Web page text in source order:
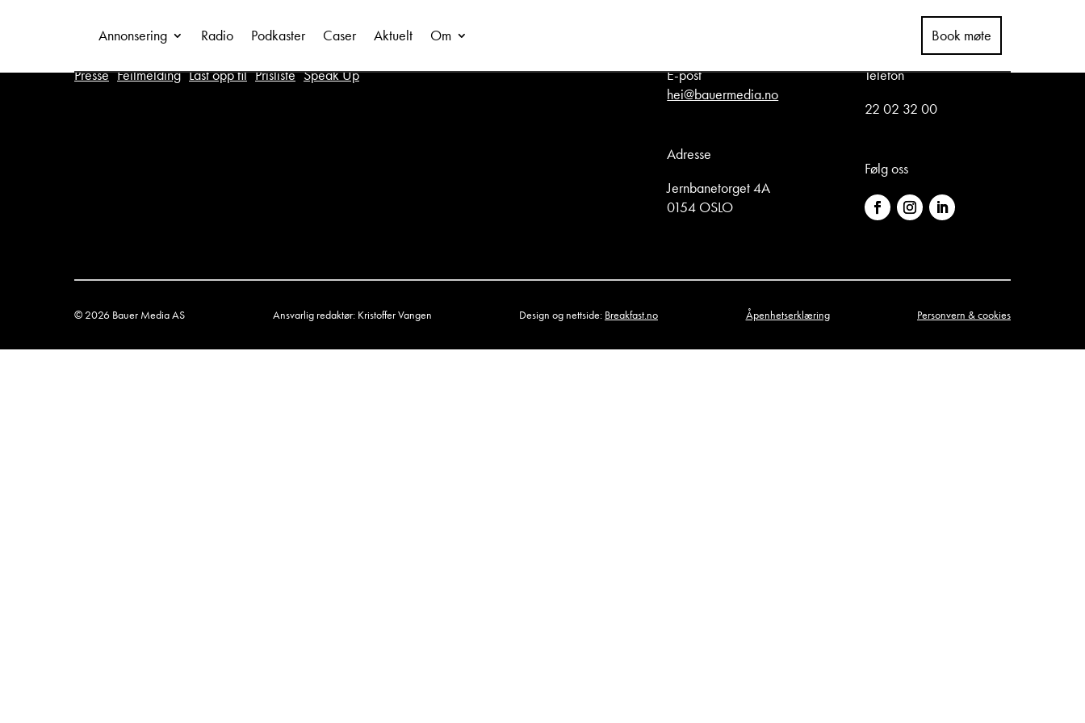
Annonsering Radio Podkaster Caser Aktuelt Om Book møte
Presse Feilmelding Last opp fil Prisliste Speak Up
E-post
hei@bauermedia.no
Adresse
Jernbanetorget 4A
0154 OSLO
Telefon
22 02 32 00
Følg oss
© 2026 Bauer Media AS Ansvarlig redaktør: Kristoffer Vangen Design og nettside: Breakfast.no Åpenhetserklæring Personvern & cookies